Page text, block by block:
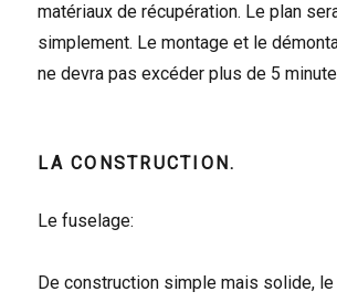
matériaux de récupération. Le plan
simplement. Le montage et le
ne devra pas excéder plus de 5
LA CONSTRUCTION.
Le fuselage:
De construction simple mais solide,